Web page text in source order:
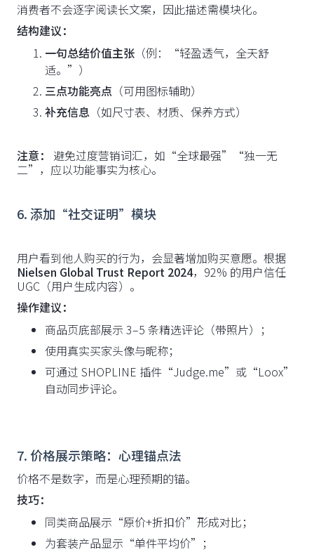
消费者不会逐字阅读长文案，因此描述需模块化。
结构建议：
一句总结价值主张 （例：“轻盈透气，全天舒
适。”）
三点功能亮点 （可用图标辅助）
补充信息 （如尺寸表、材质、保养方式）
注意：
避免过度营销词汇，如“全球最强”“独一无
二”，应以功能事实为核心。
6. 添加“社交证明”模块
用户看到他人购买的行为，会显著增加购买意愿。根据
Nielsen Global Trust Report 2024，92% 的用户信任
UGC（用户生成内容）。
操作建议：
商品页底部展示 3–5 条精选评论（带照片）；
使用真实买家头像与昵称；
可通过 SHOPLINE 插件“Judge.me”或“Loox”
自动同步评论。
7. 价格展示策略：心理锚点法
价格不是数字，而是心理预期的锚。
技巧：
同类商品展示“原价+折扣价”形成对比；
为套装产品显示“单件平均价”；